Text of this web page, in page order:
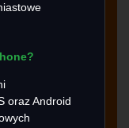
oraz Android